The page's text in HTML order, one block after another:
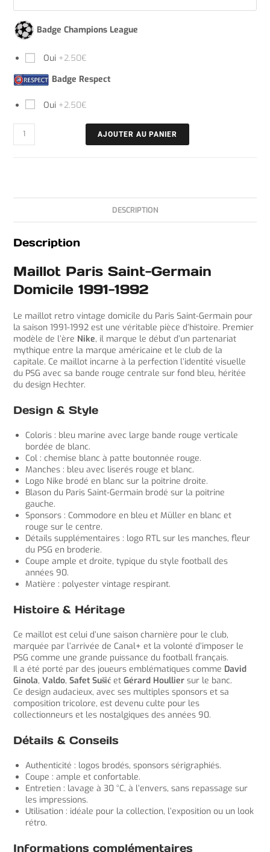
Badge Champions League
Oui +2.50€
Badge Respect
Oui +2.50€
AJOUTER AU PANIER
DESCRIPTION
Description
Maillot Paris Saint-Germain
Domicile 1991-1992
Le maillot retro vintage domicile du Paris Saint-Germain pour
la saison 1991-1992 est une véritable pièce d’histoire. Premier
modèle de l’ère Nike, il marque le début d’un partenariat
mythique entre la marque américaine et le club de la
capitale. Ce maillot incarne à la perfection l’identité visuelle
du PSG avec sa bande rouge centrale sur fond bleu, héritée
du design Hechter.
Design & Style
Coloris : bleu marine avec large bande rouge verticale
bordée de blanc.
Col : chemise blanc à patte boutonnée rouge.
Manches : bleu avec liserés rouge et blanc.
Logo Nike brodé en blanc sur la poitrine droite.
Blason du Paris Saint-Germain brodé sur la poitrine
gauche.
Sponsors : Commodore en bleu et Müller en blanc et
rouge sur le centre.
Détails supplémentaires : logo RTL sur les manches, fleur
du PSG en broderie.
Coupe ample et droite, typique du style football des
années 90.
Matière : polyester vintage respirant.
Histoire & Héritage
Ce maillot est celui d’une saison charnière pour le club,
marquée par l’arrivée de Canal+ et la volonté d’imposer le
PSG comme une grande puissance du football français.
Il a été porté par des joueurs emblématiques comme David
Ginola,Valdo,Safet Sušić etGérard Houllier sur le banc.
Ce design audacieux, avec ses multiples sponsors et sa
composition tricolore, est devenu culte pour les
collectionneurs et les nostalgiques des années 90.
Détails & Conseils
Authenticité : logos brodés, sponsors sérigraphiés.
Coupe : ample et confortable.
Entretien : lavage à 30 °C, à l’envers, sans repassage sur
les impressions.
Utilisation : idéale pour la collection, l’exposition ou un look
rétro.
Informations complémentaires